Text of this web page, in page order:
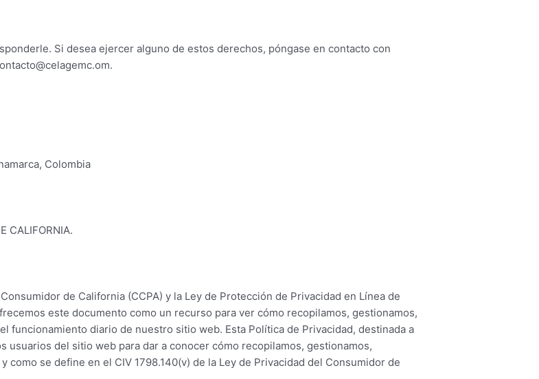
Si desea ejercer alguno de estos derechos, póngase en contacto con
Colombia
CALIFORNIA.
de California (CCPA) y la Ley de Protección de Privacidad en Línea de
este documento como un recurso para ver cómo recopilamos, gestionamos,
funcionamiento diario de nuestro sitio web. Esta Política de Privacidad, destinada a
usuarios del sitio web para dar a conocer cómo recopilamos, gestionamos,
como se define en el CIV 1798.140(v) de la Ley de Privacidad del Consumidor de